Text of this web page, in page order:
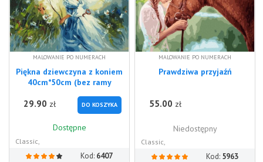
MALOWANIE PO NUMERACH
Piękna dziewczyna z koniem
40cm*50cm (bez ramy
29.90 zł DO KOSZYKA
Dostępne
Classic,
Kod: 6407
MALOWANIE PO NUMERACH
Prawdziwa przyjaźń
55.00 zł
Niedostępny
Classic,
Kod: 5963